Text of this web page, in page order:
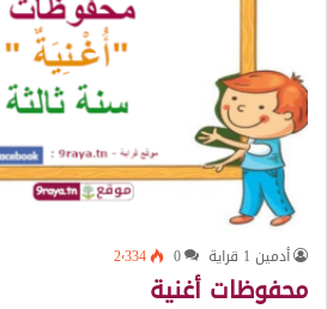
أدمين 1 قراية 0 2٬334
محفوظات أغنية